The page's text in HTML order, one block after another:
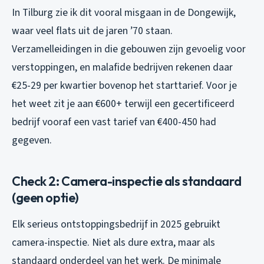
In Tilburg zie ik dit vooral misgaan in de Dongewijk,
waar veel flats uit de jaren ’70 staan.
Verzamelleidingen in die gebouwen zijn gevoelig voor
verstoppingen, en malafide bedrijven rekenen daar
€25-29 per kwartier bovenop het starttarief. Voor je
het weet zit je aan €600+ terwijl een gecertificeerd
bedrijf vooraf een vast tarief van €400-450 had
gegeven.
Check 2: Camera-inspectie als standaard
(geen optie)
Elk serieus ontstoppingsbedrijf in 2025 gebruikt
camera-inspectie. Niet als dure extra, maar als
standaard onderdeel van het werk. De minimale